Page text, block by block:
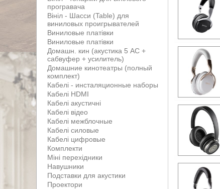
програвача
Вініл - Шасси (Table) для
виниловых проигрывателей
Виниловые платівки
Виниловые платівки
Домашн. кин (акустика 5 АС +
сабвуфер + усилитель)
Домашние кинотеатры (полный
комплект)
Кабелі - инсталяционные наборы
Кабелі HDMI
Кабелі акустичні
Кабелі відео
Кабелі межблочные
Кабелі силовые
Кабелі цифровые
Комплекти
Міні перехідники
Навушники
Подставки для акустики
Проектори